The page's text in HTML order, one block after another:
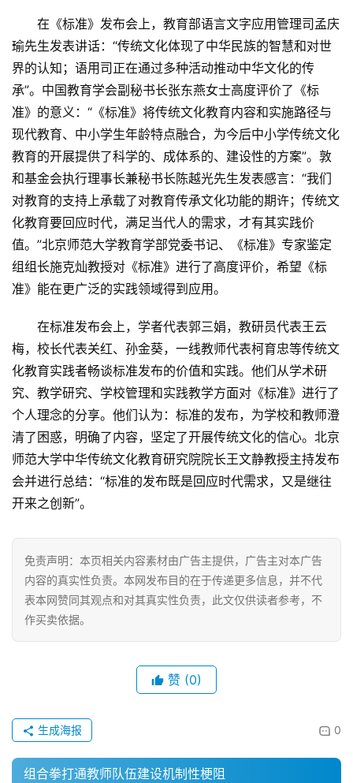
财
经
商
业
A
I
科
技
经
济
金
互
联
网
娱
乐
综
艺
家
具
母
女
时
在《标准》发布会上，教育部语言文字应用管理司孟庆
瑜先生发表讲话：“传统文化体现了中华民族的智慧和对世
界的认知；语用司正在通过多种活动推动中华文化的传
承”。中国教育学会副秘书长张东燕女士高度评价了《标
准》的意义：“《标准》将传统文化教育内容和实施路径与
现代教育、中小学生年龄特点融合，为今后中小学传统文化
教育的开展提供了科学的、成体系的、建设性的方案”。敦
和基金会执行理事长兼秘书长陈越光先生发表感言：“我们
对教育的支持上承载了对教育传承文化功能的期许；传统文
化教育要回应时代，满足当代人的需求，才有其实践价
值。”北京师范大学教育学部党委书记、《标准》专家鉴定
组组长施克灿教授对《标准》进行了高度评价，希望《标
准》能在更广泛的实践领域得到应用。
在标准发布会上，学者代表郭三娟，教研员代表王云
梅，校长代表关红、孙金葵，一线教师代表柯育忠等传统文
化教育实践者畅谈标准发布的价值和实践。他们从学术研
究、教学研究、学校管理和实践教学方面对《标准》进行了
个人理念的分享。他们认为：标准的发布，为学校和教师澄
清了困惑，明确了内容，坚定了开展传统文化的信心。北京
师范大学中华传统文化教育研究院院长王文静教授主持发布
会并进行总结：“标准的发布既是回应时代需求，又是继往
开来之创新”。
免责声明：本页相关内容素材由广告主提供，广告主对本广告
内容的真实性负责。本网发布目的在于传递更多信息，并不代
表本网赞同其观点和对其真实性负责，此文仅供读者参考，不
作买卖依据。
赞 (0)
0
生成海报
组合拳打通教师队伍建设机制性梗阻